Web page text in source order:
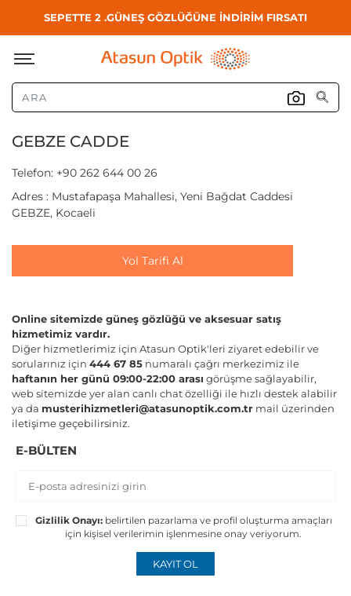
SEPETTE 2 .GÜNEŞ GÖZLÜĞÜNE İNDİRİM FIRSATI
GEBZE CADDE
Telefon: +90 262 644 00 26
Adres : Mustafapaşa Mahallesi, Yeni Bağdat Caddesi
GEBZE, Kocaeli
Yol Tarifi Al
Online sitemizde güneş gözlüğü ve aksesuar satış
hizmetimiz vardır.
Diğer hizmetlerimiz için Atasun Optik'leri ziyaret edebilir ve
sorularınız için 444 67 85 numaralı çağrı merkezimiz ile
haftanın her günü 09:00-22:00 arası görüşme sağlayabilir,
web sitemizde yer alan canlı chat özelliği ile hızlı destek alabilir
ya da musterihizmetleri@atasunoptik.com.tr mail üzerinden
iletişime geçebilirsiniz.
E-BÜLTEN
Gizlilik Onayı:belirtilen pazarlama ve profil oluşturma amaçları
için kişisel verilerimin işlenmesine onay veriyorum.
KAYIT OL